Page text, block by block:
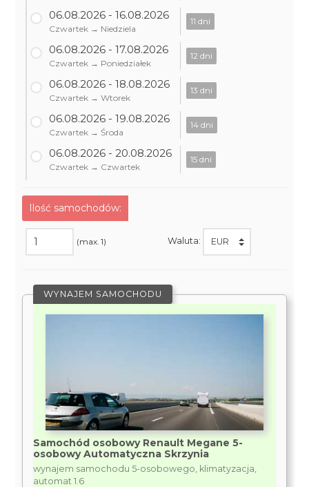
06.08.2026 - 16.08.2026
Czwartek → Niedziela
11 dni
06.08.2026 - 17.08.2026
Czwartek → Poniedziałek
12 dni
06.08.2026 - 18.08.2026
Czwartek → Wtorek
13 dni
06.08.2026 - 19.08.2026
Czwartek → Środa
14 dni
06.08.2026 - 20.08.2026
Czwartek → Czwartek
15 dni
Ilość samochodów:
(max. 1) Waluta:
WYNAJEM SAMOCHODU
Samochód osobowy Renault Megane 5-
osobowy Automatyczna Skrzynia
wynajem samochodu 5-osobowego, klimatyzacja,
automat 1.6